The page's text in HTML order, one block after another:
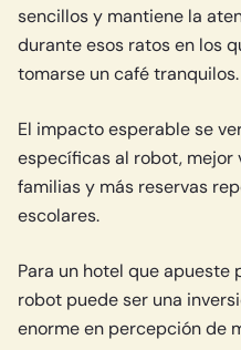
sencillos y mantiene la
durante esos ratos en los
tomarse un café tranquilos.
El impacto esperable se
específicas al robot,
familias y más reservas
escolares.
Para un hotel que apueste
robot puede ser una
enorme en percepción de